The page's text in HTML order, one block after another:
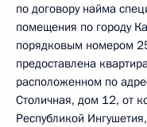
по договору найма
помещения по городу
порядковым номером
предоставлена
расположенном по
Столичная, дом 12, от
Республикой